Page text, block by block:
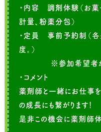
・内容 調剤体験（お菓
計量、粉薬分包）
・定員 事前予約制（各
度。）
※参加希望者が多
・コメント
薬剤師と一緒にお仕事を
の成長にも繋がります！
是非この機会に薬剤師体